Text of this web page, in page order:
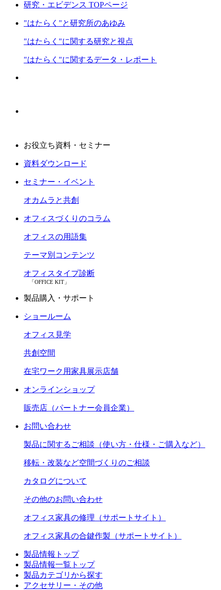
研究・エビデンス TOPページ
"はたらく"と研究所のあゆみ
"はたらく"に関する研究と視点
"はたらく"に関するデータ・レポート
お役立ち資料・セミナー
資料ダウンロード
セミナー・イベント
オカムラと共創
オフィスづくりのコラム
オフィスの用語集
テーマ別コンテンツ
オフィスタイプ診断
「OFFICE KIT」
製品購入・サポート
ショールーム
オフィス見学
共創空間
在宅ワーク用家具展示店舗
オンラインショップ
販売店（パートナー会員企業）
お問い合わせ
製品に関するご相談（使い方・仕様・ご購入など）
移転・改装など空間づくりのご相談
カタログについて
その他のお問い合わせ
オフィス家具の修理（サポートサイト）
オフィス家具の合鍵作製（サポートサイト）
製品情報トップ
製品情報一覧トップ
製品カテゴリから探す
アクセサリー・その他